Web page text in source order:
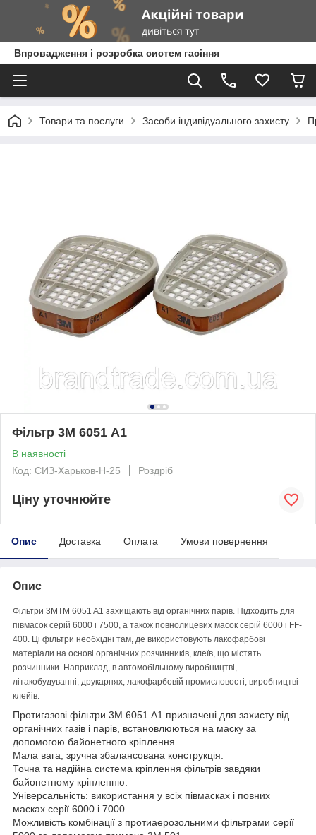
Впровадження і розробка систем гасіння
Товари та послуги Засоби індивідуального захисту
Фільтр 3М 6051 А1
В наявності
Код: СИЗ-Харьков-Н-25
Роздріб
Ціну уточнюйте
Опис Доставка Оплата Умови повернення
Опис
Фільтри 3MTM 6051 A1 захищають від органічних парів. Підходить для
півмасок серій 6000 і 7500, а також повнолицевих масок серій 6000 і FF-
400. Ці фільтри необхідні там, де використовують лакофарбові
матеріали на основі органічних розчинників, клеїв, що містять
розчинники. Наприклад, в автомобільному виробництві,
літакобудуванні, друкарнях, лакофарбовій промисловості, виробництві
клейів.
Протигазові фільтри 3М 6051 А1 призначені для захисту від
органічних газів і парів, встановлюються на маску за
допомогою байонетного кріплення.
Мала вага, зручна збалансована конструкція.
Точна та надійна система кріплення фільтрів завдяки
байонетному кріпленню.
Універсальність: використання у всіх півмасках і повних
масках серії 6000 і 7000.
Можливість комбінації з протиаерозольними фільтрами серії